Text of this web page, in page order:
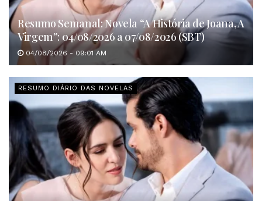
Resumo Semanal: Novela “A História de Joana, A
Virgem”: 04/08/2026 a 07/08/2026 (SBT)
04/08/2026 - 09:01 AM
RESUMO DIÁRIO DAS NOVELAS